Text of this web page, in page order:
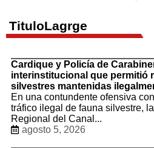
TituloLagrge
Cardique y Policía de
interinstitucional que permitió
silvestres mantenidas
En una contundente ofensiva
tráfico ilegal de fauna silvestre,
Regional del Canal...
agosto 5, 2026